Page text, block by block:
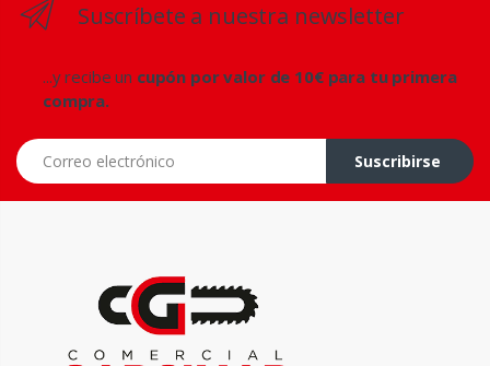
Suscríbete a nuestra newsletter
...y recibe un cupón por valor de 10€ para tu primera
compra.
Correo electrónico
Suscribirse